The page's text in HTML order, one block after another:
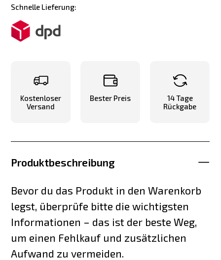
Schnelle Lieferung:
Kostenloser
Versand
Bester Preis
14 Tage
Rückgabe
Produktbeschreibung
Bevor du das Produkt in den Warenkorb
legst, überprüfe bitte die wichtigsten
Informationen – das ist der beste Weg,
um einen Fehlkauf und zusätzlichen
Aufwand zu vermeiden.